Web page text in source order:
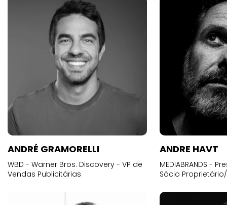
ANDRÉ GRAMORELLI
WBD - Warner Bros. Discovery - VP de
Vendas Publicitárias
ANDRE HAVT
MEDIABRANDS -
Sócio